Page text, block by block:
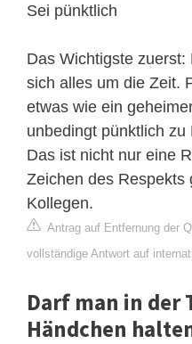
​Sei pünktlich
​Das Wichtigste
sich alles um die Zeit.
etwas wie ein
unbedingt pünktlich zu
Das ist nicht nur eine
Zeichen des Respekts
Kollegen.
Antrag auf Entfernung der
vollständige Antwort auf
Darf man in der
Händchen